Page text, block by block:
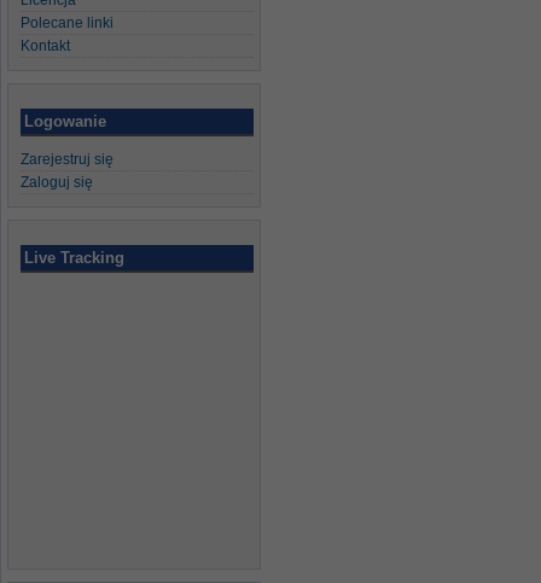
Polecane linki
Kontakt
Logowanie
Zarejestruj się
Zaloguj się
Live Tracking